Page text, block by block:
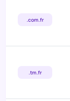
.com.fr
.tm.fr